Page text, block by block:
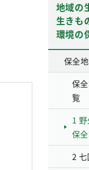
地域の
生きも
環境の
保全
保
覧
1
保
2